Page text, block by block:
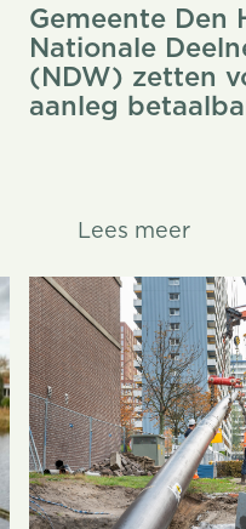
Gemeente Den
Nationale
(NDW) zetten
aanleg
Lees
Lees meer